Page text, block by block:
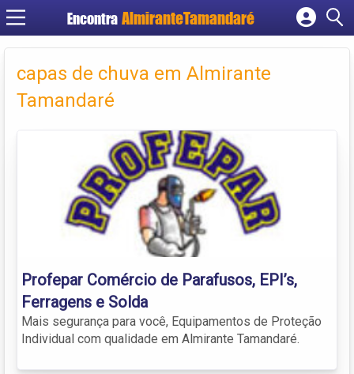
Encontra
Cadastrar empresa
Criar conta
capas de chuva em Almirante
Tamandaré
Profepar Comércio de Parafusos, EPI’s,
Ferragens e Solda
Mais segurança para você, Equipamentos de Proteção
Individual com qualidade em Almirante Tamandaré.